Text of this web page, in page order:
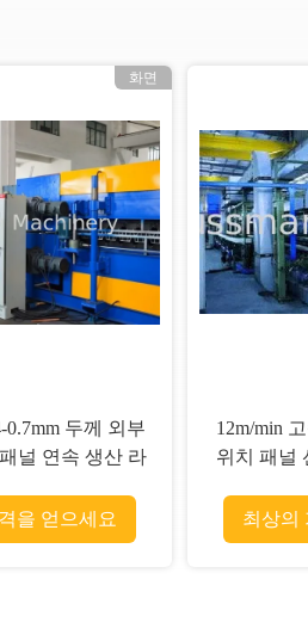
화면
인 폴리우레탄
널 생산 라인 50
을 얻으세요
16mm PU
생산 라인
최상의